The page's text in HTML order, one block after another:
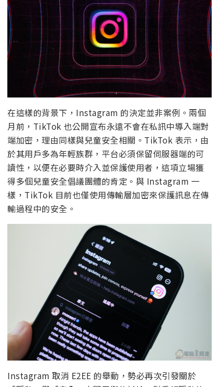
在這樣的背景下，Instagram 的決定並非案例。兩個
月前，TikTok 也公開宣布永遠不會在私訊中導入端對
端加密，理由同樣與兒童安全相關。TikTok 表示，由
於其用戶多為年輕族群，平台必須保留伺服器端的可
讀性，以便在必要時介入並保護使用者，這項立場獲
得多個兒童安全倡議團體的肯定。與 Instagram 一
樣，TikTok 目前也僅使用傳輸層加密來保護訊息在傳
輸過程中的安全。
Instagram 取消 E2EE 的舉動，勢必再次引發關於